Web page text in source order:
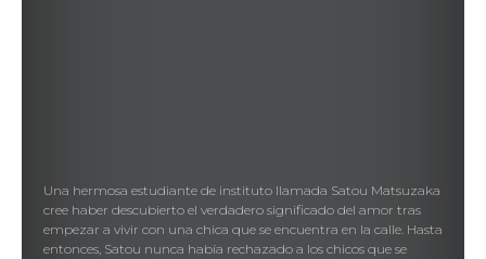
Una hermosa estudiante de instituto llamada Satou Matsuzaka
cree haber descubierto el verdadero significado del amor tras
empezar a vivir con una chica que se encuentra en la calle. Hasta
entonces, Satou nunca había rechazado a los chicos que se